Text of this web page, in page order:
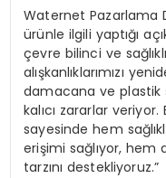
Waternet Pazarlama
ürünle ilgili yaptığı
çevre bilinci ve
alışkanlıklarımızı
damacana ve plastik
kalıcı zararlar
sayesinde hem
erişimi sağlıyor, hem
tarzını destekliyoruz.”